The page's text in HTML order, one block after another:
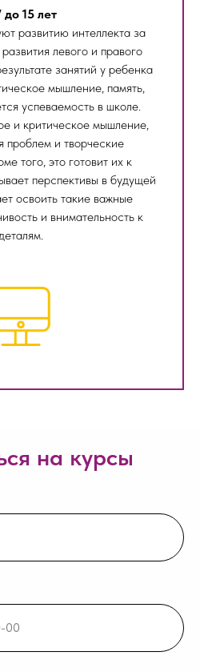
до 15 лет
развитию интеллекта за
левого и правого
занятий у ребенка
мышление, память,
успеваемость в школе.
и критическое мышление,
проблем и творческие
того, это готовит их к
перспективы в будущей
освоить такие важные
и внимательность к
деталям.
на курсы